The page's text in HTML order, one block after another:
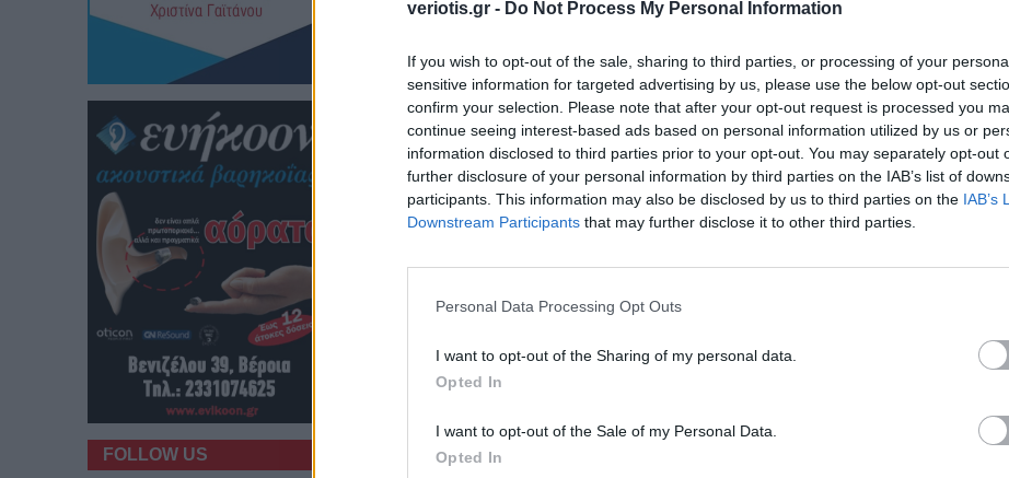
veriotis.gr - Do Not Process My Personal Information
If you wish to opt-out of the sale, sharing to third parties, or processing of your
sensitive information for targeted advertising by us, please use the below opt-out
confirm your selection. Please note that after your opt-out request is processed you
continue seeing interest-based ads based on personal information utilized by us or
information disclosed to third parties prior to your opt-out. You may separately opt-out
further disclosure of your personal information by third parties on the IAB’s list of
participants. This information may also be disclosed by us to third parties on the IAB’s
Downstream Participants that may further disclose it to other third parties.
Personal Data Processing Opt Outs
I want to opt-out of the Sharing of my personal data.
Opted In
I want to opt-out of the Sale of my Personal Data.
Opted In
FOLLOW US